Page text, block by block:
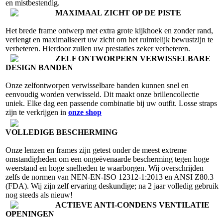
en mistbestendig.
MAXIMAAL ZICHT OP DE PISTE
Het brede frame ontwerp met extra grote kijkhoek en zonder rand,
verlengt en maximaliseert uw zicht om het ruimtelijk bewustzijn te
verbeteren. Hierdoor zullen uw prestaties zeker verbeteren.
ZELF ONTWORPERN VERWISSELBARE
DESIGN BANDEN
Onze zelfontworpen verwisselbare banden kunnen snel en
eenvoudig worden verwisseld. Dit maakt onze brillencollectie
uniek. Elke dag een passende combinatie bij uw outfit. Losse straps
zijn te verkrijgen in onze shop
VOLLEDIGE BESCHERMING
Onze lenzen en frames zijn getest onder de meest extreme
omstandigheden om een ongeëvenaarde bescherming tegen hoge
weerstand en hoge snelheden te waarborgen. Wij overschrijden
zelfs de normen van NEN-EN-ISO 12312-1:2013 en ANSI Z80.3
(FDA). Wij zijn zelf ervaring deskundige; na 2 jaar volledig gebruik
nog steeds als nieuw!
ACTIEVE ANTI-CONDENS VENTILATIE
OPENINGEN